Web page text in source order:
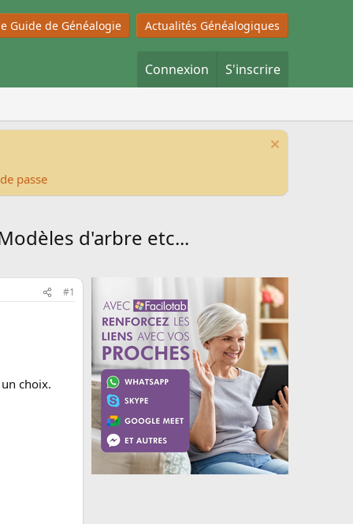
Guide de Généalogie Actualités Généalogiques
Connexion
S'inscrire
passe
d'arbre etc...
#1
choix.